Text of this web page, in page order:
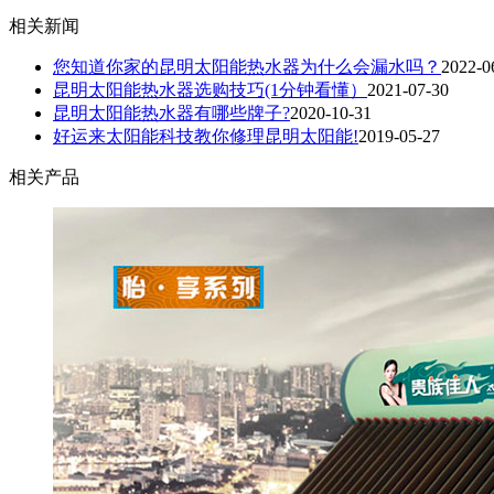
相关新闻
您知道你家的昆明太阳能热水器为什么会漏水吗？ 2022-
昆明太阳能热水器选购技巧(1分钟看懂） 2021-07-30
昆明太阳能热水器有哪些牌子?2020-10-31
好运来太阳能科技教你修理昆明太阳能!2019-05-27
相关产品